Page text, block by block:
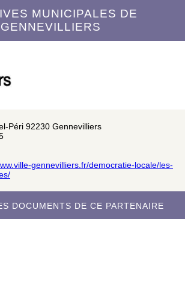
MUNICIPALES DE
GENNEVILLIERS
Péri 92230 Gennevilliers
gennevilliers.fr/democratie-locale/les-
DOCUMENTS DE CE PARTENAIRE